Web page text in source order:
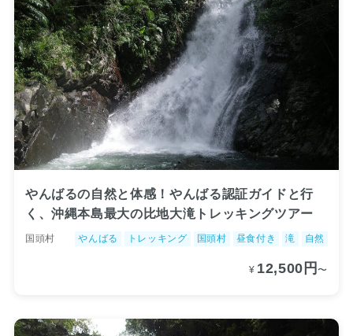
やんばるの自然と体感！やんばる認証ガイドと行
く、沖縄本島最大の比地大滝トレッキングツアー
国頭村 やんばる トレッキング 国頭村 昼食付き 滝 自然
¥ 12,500円〜